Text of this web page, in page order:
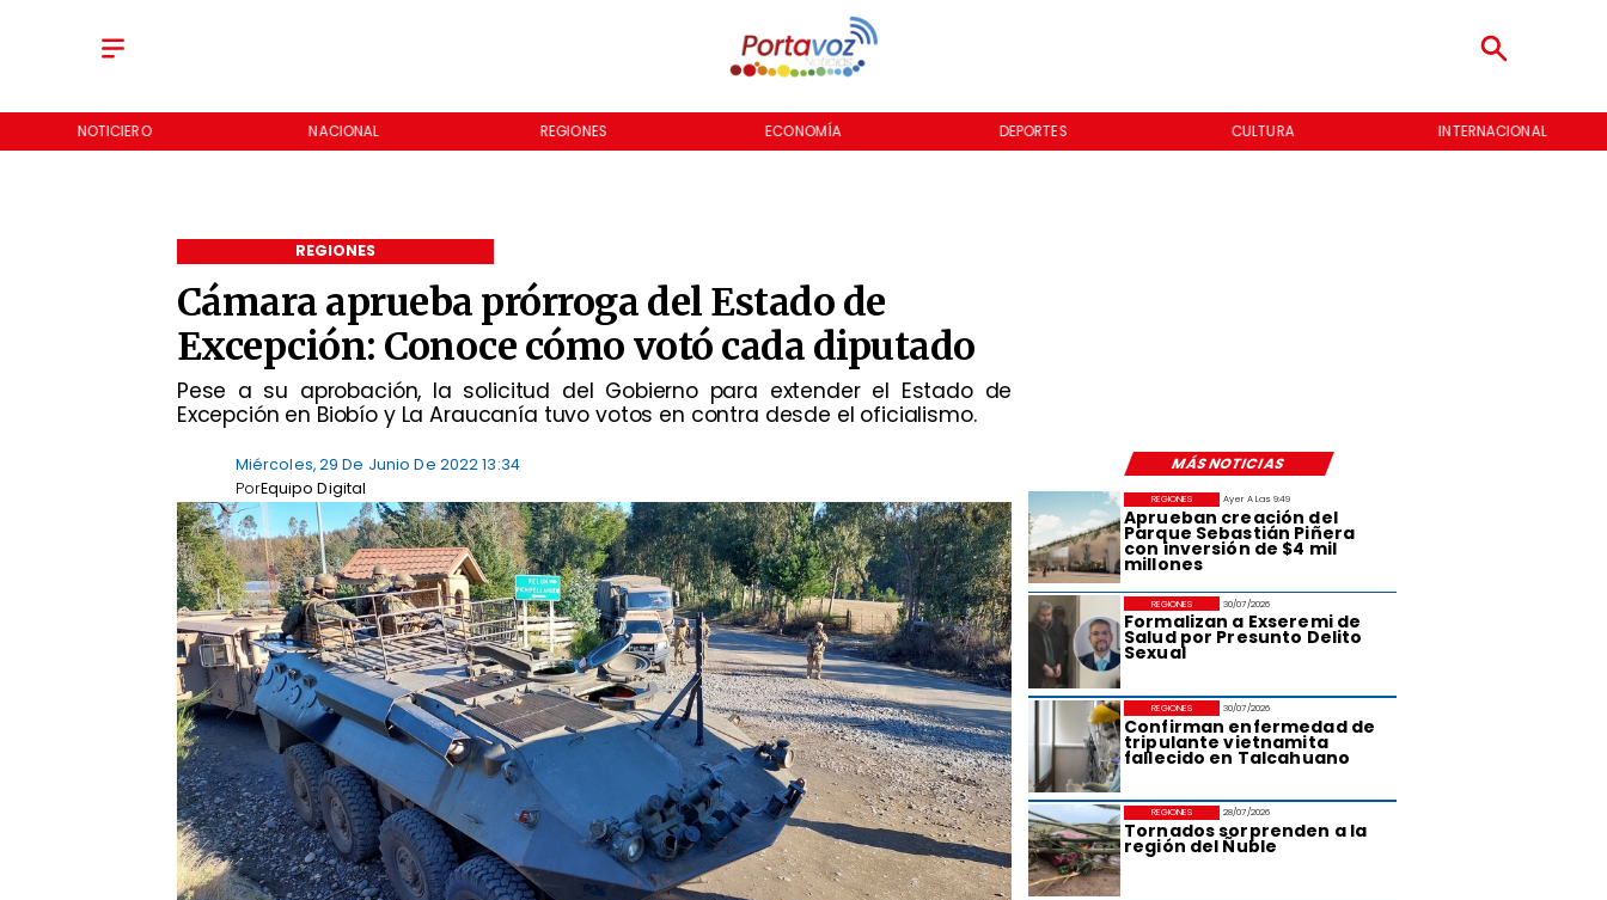
NOTICIERO NACIONAL REGIONES ECONOMÍA DEPORTES CULTURA INTERNACIONAL
Cámara aprueba prórroga del Estado de
Excepción: Conoce cómo votó cada diputado
Pese a su aprobación, la solicitud del Gobierno para extender el Estado de
Excepción en Biobío y La Araucanía tuvo votos en contra desde el oficialismo.
REGIONES
MÁS NOTICIAS
Miércoles, 29 De Junio De 2022 13:34
Equipo Digital
Por
Ayer A Las 9:49
Aprueban creación del
Parque Sebastián Piñera
con inversión de $4 mil
millones
REGIONES
30/07/2026
Formalizan a Exseremi de
Salud por Presunto Delito
Sexual
REGIONES
30/07/2026
Confirman enfermedad de
tripulante vietnamita
fallecido en Talcahuano
REGIONES
28/07/2026
Tornados sorprenden a la
región del Ñuble
REGIONES